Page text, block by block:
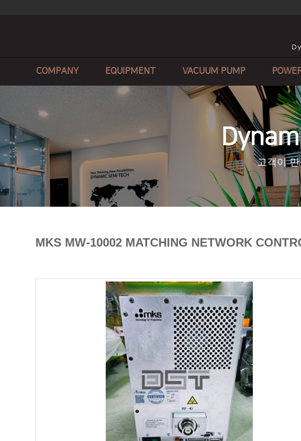
COMPANY EQUIPMENT VACUUM PUMP
고객이
MKS MW-10002 MATCHING NETWORK